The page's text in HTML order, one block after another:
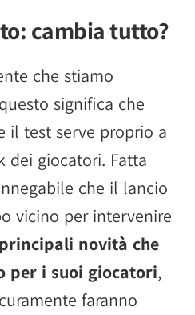
cambia tutto?
che stiamo
significa che
il test serve proprio a
dei giocatori. Fatta
che il lancio
vicino per intervenire
principali novità che
per i suoi giocatori,
faranno